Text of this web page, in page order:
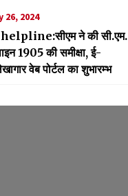
26, 2024
ने की सी.एम.
1905 की समीक्षा, ई-
वेब पोर्टल का शुभारम्भ